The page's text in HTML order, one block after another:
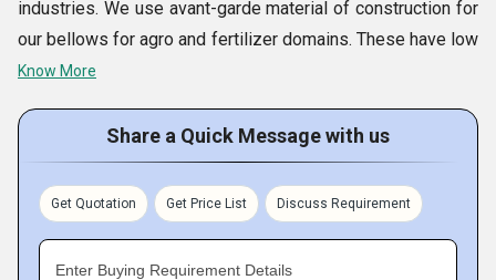
industries. We use avant-garde material of construction for
our bellows for agro and fertilizer domains. These have low
maintenance, rust resistance, and simple installation. Apart,
service life and are designed in compliance with global
quality standards. The new technology based products are
competitive enough to sustain and excel in the market
competition. Their strengths of quality, durability and longer
Know More
Share a Quick Message with us
Get Quotation Get Price List Discuss Requirement
Enter Buying Requirement Details